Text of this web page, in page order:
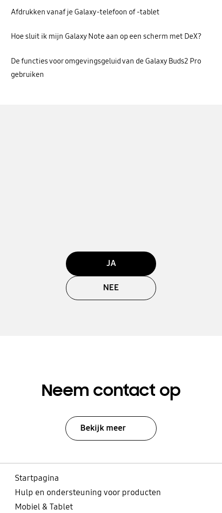
Afdrukken vanaf je Galaxy-telefoon of -tablet
Hoe sluit ik mijn Galaxy Note aan op een scherm met DeX?
De functies voor omgevingsgeluid van de Galaxy Buds2 Pro
gebruiken
JA
NEE
Neem contact op
Bekijk meer
Startpagina
Hulp en ondersteuning voor producten
Mobiel & Tablet